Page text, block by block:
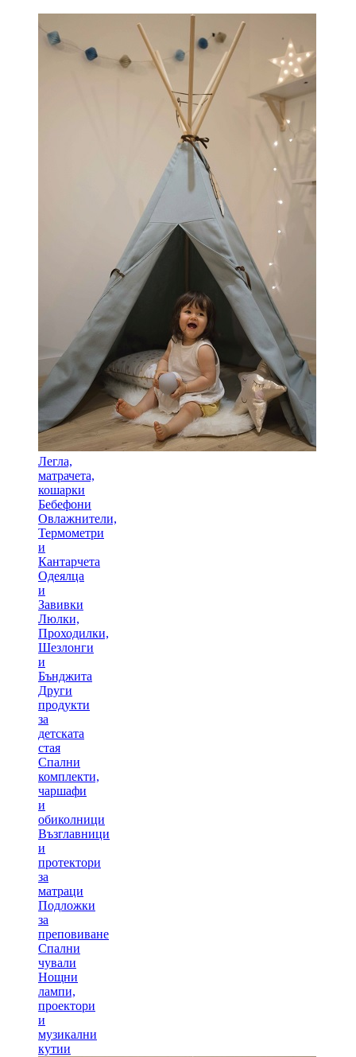
Легла,
матрачета,
кошарки
Бебефони
Овлажнители,
Термометри
и
Кантарчета
Одеялца
и
Завивки
Люлки,
Проходилки,
Шезлонги
и
Бънджита
Други
продукти
за
детската
стая
Спални
комплекти,
чаршафи
и
обиколници
Възглавници
и
протектори
за
матраци
Подложки
за
преповиване
Спални
чували
Нощни
лампи,
проектори
и
музикални
кутии